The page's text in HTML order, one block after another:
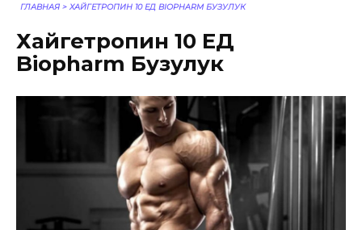
ГЛАВНАЯ > ХАЙГЕТРОПИН 10 ЕД BIOPHARM БУЗУЛУК
Хайгетропин 10 ЕД
Biopharm Бузулук